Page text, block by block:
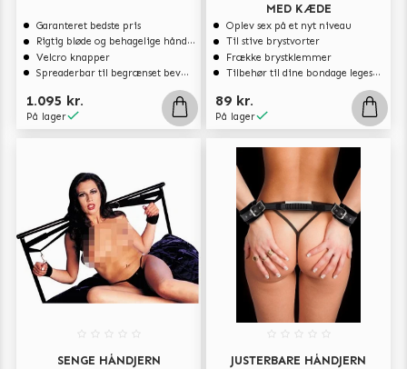
Garanteret bedste pris
Rigtig bløde og behagelige håndjern
Velcro knapper
Spreaderbar til begrænset bevægelse
1.095 kr.
På lager
MED KÆDE
Oplev sex på et nyt niveau
Til stive brystvorter
Frække brystklemmer
Tilbehør til dine bondage legesager
89 kr.
På lager
SENGE HÅNDJERN
JUSTERBARE HÅNDJERN